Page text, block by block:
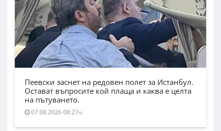
Пеевски заснет на редовен полет за Истанбул.
Остават въпросите кой плаща и каква е целта
на пътуването.
07.08.2026 08:27ч.